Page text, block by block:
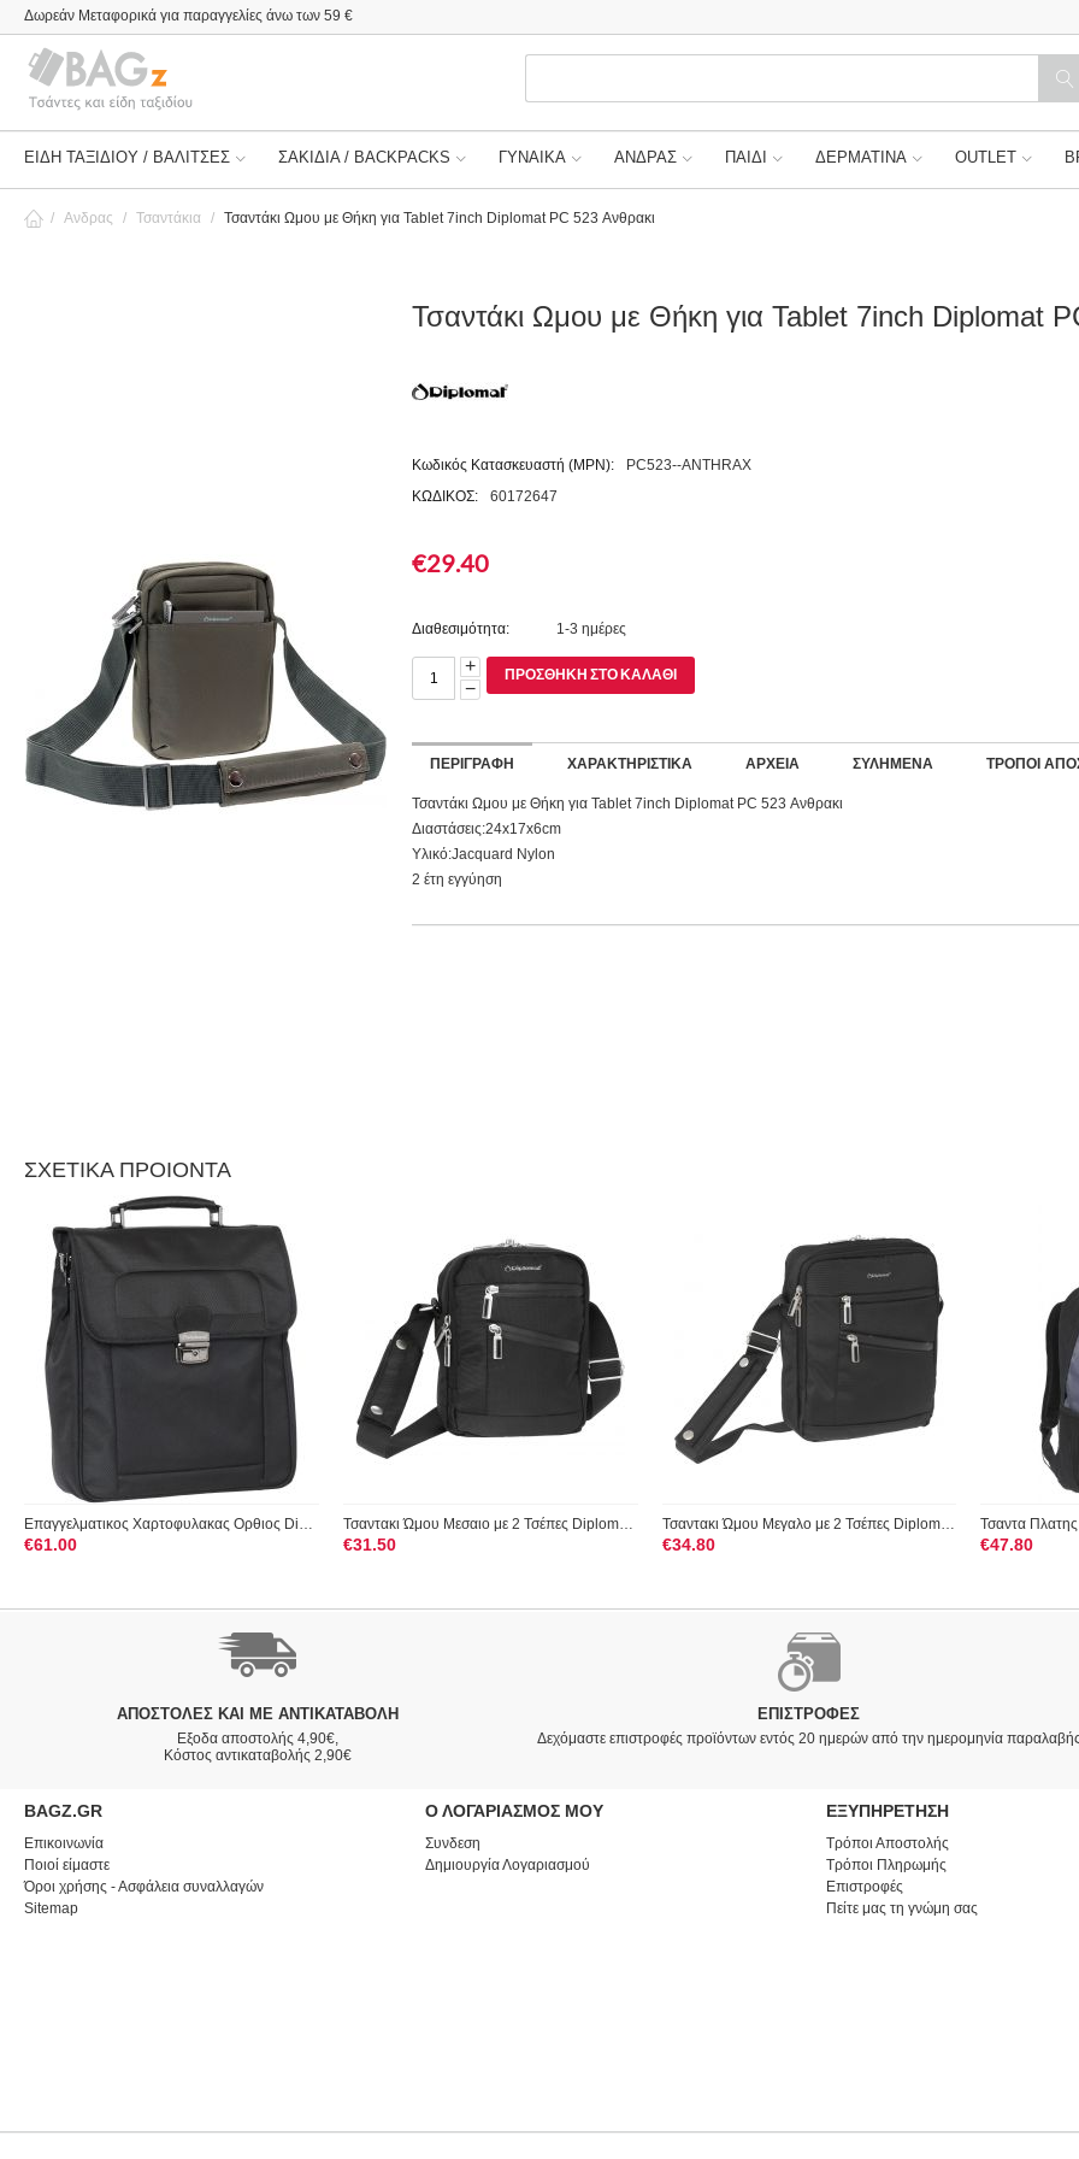
Δωρεάν Μεταφορικά για παραγγελίες άνω των 59 €
ΕΙΔΗ ΤΑΞΙΔΙΟΥ / ΒΑΛΙΤΣΕΣ ΣΑΚΙΔΙΑ / BACKPACKS ΓΥΝΑΙΚΑ ΑΝΔΡΑΣ ΠΑΙΔΙ ΔΕΡΜΑΤΙΝΑ OUTLET
/ Ανδρας / Τσαντάκια / Τσαντάκι Ωμου με Θήκη για Tablet 7inch Diplomat PC 523 Ανθρακι
Τσαντάκι Ωμου με Θήκη για Tablet 7inch Diplomat
Κωδικός Κατασκευαστή (MPN):
PC523--ANTHRAX
ΚΩΔΙΚΟΣ:
60172647
€29.40
Διαθεσιμότητα: 1-3 ημέρες
+
−
ΠΡΟΣΘΉΚΗ ΣΤΟ ΚΑΛΆΘΙ
ΠΕΡΙΓΡΑΦΉ ΧΑΡΑΚΤΗΡΙΣΤΙΚΆ ΑΡΧΕΊΑ ΣΥΛΗΜΈΝΑ ΤΡΌΠΟΙ
Τσαντάκι Ωμου με Θήκη για Tablet 7inch Diplomat PC 523 Ανθρακι
Διαστάσεις:24x17x6cm
Υλικό:Jacquard Nylon
2 έτη εγγύηση
ΣΧΕΤΙΚΑ ΠΡΟΙΟΝΤΑ
Επαγγελματικος Χαρτοφυλακας Ορθιος Diplomat BU100 Μαύρο
€61.00
Τσαντακι Ώμου Μεσαιο με 2 Τσέπες Diplomat LC643 Μαύρο
€31.50
Τσαντακι Ώμου Μεγαλο με 2 Τσέπες Diplomat LC644 Μαύρο
€34.80 €47.80
ΑΠΟΣΤΟΛΈΣ ΚΑΙ ΜΕ ΑΝΤΙΚΑΤΑΒΟΛΗ
Εξοδα αποστολής 4,90€,
Κόστος αντικαταβολής 2,90€
ΕΠΙΣΤΡΟΦΈΣ
Δεχόμαστε επιστροφές προϊόντων εντός 20 ημερών από την ημερομηνία παραλαβής
BAGZ.GR
Επικοινωνία
Ποιοί είμαστε
Όροι χρήσης - Ασφάλεια συναλλαγών
Sitemap
Ο ΛΟΓΑΡΙΑΣΜΟΣ ΜΟΥ
Συνδεση
Δημιουργία Λογαριασμού
ΕΞΥΠΗΡΕΤΗΣΗ
Τρόποι Αποστολής
Τρόποι Πληρωμής
Επιστροφές
Πείτε μας τη γνώμη σας